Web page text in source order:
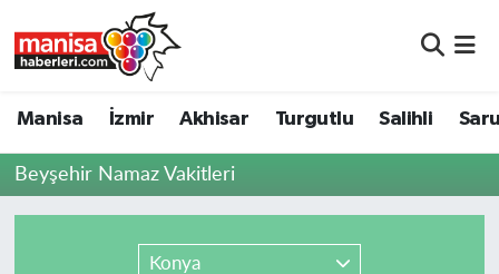
Manisa İzmir Akhisar Turgutlu Salihli
Beyşehir Namaz Vakitleri
Konya
Akhisar
Manisa Nöbetçi Eczaneler
Manisa Namaz Vakitleri
Manisa Trafik Yoğunluk Haritası